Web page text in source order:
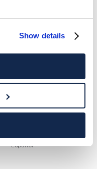
Show details
Español